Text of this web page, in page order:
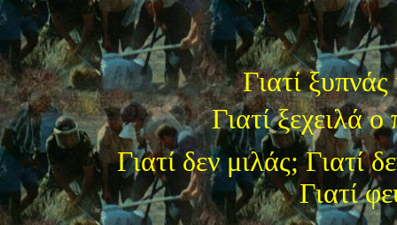
Γιατί ξυπνάς
Γιατί ξεχειλά
Γιατί δεν μιλάς; Γιατί
Γιατί